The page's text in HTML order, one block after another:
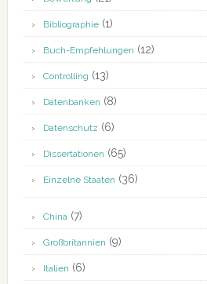
Bibliographie(1)
Buch-Empfehlungen (12)
Controlling (13)
Datenbanken (8)
Datenschutz (6)
Dissertationen (65)
Einzelne Staaten (36)
China(7)
Großbritannien (9)
Italien (6)